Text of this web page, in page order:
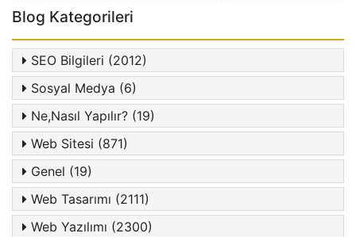
Blog Kategorileri
SEO Bilgileri (2012)
Sosyal Medya (6)
Ne,Nasıl Yapılır? (19)
Web Sitesi (871)
Genel (19)
Web Tasarımı (2111)
Web Yazılımı (2300)